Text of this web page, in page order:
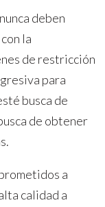
deben
la
de restricción
para
busca de
de obtener
a
calidad a